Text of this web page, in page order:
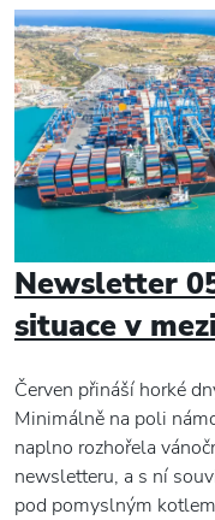
Newsletter
situace v
Červen přináší horké
Minimálně na poli
naplno rozhořela
newsletteru, a s ní
pod pomyslným